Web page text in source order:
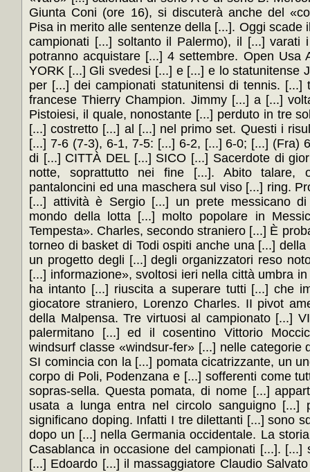
Giunta Coni (ore 16), si discuterà anche del
Pisa in merito alle sentenze della [...]. Oggi scade
campionati [...] soltanto il Palermo), il [...] varati
potranno acquistare [...] 4 settembre. Open Usa
YORK [...] Gli svedesi [...] e [...] e lo statunitense
per [...] dei campionati statunitensi di tennis.
francese Thierry Champion. Jimmy [...] a [...]
Pistoiesi, il quale, nonostante [...] perduto in tre
[...] costretto [...] al [...] nel primo set. Questi i
[...] 7-6 (7-3), 6-1, 7-5: [...] 6-2, [...] 6-0; [...] (Fra)
di [...] CITTÀ DEL [...] SICO [...] Sacerdote di
notte, soprattutto nei fine [...]. Abito talare,
pantaloncini ed una maschera sul viso [...] ring.
[...] attività è Sergio [...] un prete messicano
mondo della lotta [...] molto popolare in
Tempesta». Charles, secondo straniero [...] È
torneo di basket di Todi ospiti anche una [...]
un progetto degli [...] degli organizzatori reso
[...] informazione», svoltosi ieri nella città umbra
ha intanto [...] riuscita a superare tutti [...] che
giocatore straniero, Lorenzo Charles. II pivot
della Malpensa. Tre virtuosi al campionato [...]
palermitano [...] ed il cosentino Vittorio
windsurf classe «windsur-fer» [...] nelle categorie
SI comincia con la [...] pomata cicatrizzante, un
corpo di Poli, Podenzana e [...] sofferenti come
sopras-sella. Questa pomata, di nome [...]
usata a lunga entra nel circolo sanguigno
significano doping. Infatti I tre dilettanti [...] sono
dopo un [...] nella Germania occidentale. La
Casablanca in occasione del campionati [...]. [...]
[...] Edoardo [...] il massaggiatore Claudio